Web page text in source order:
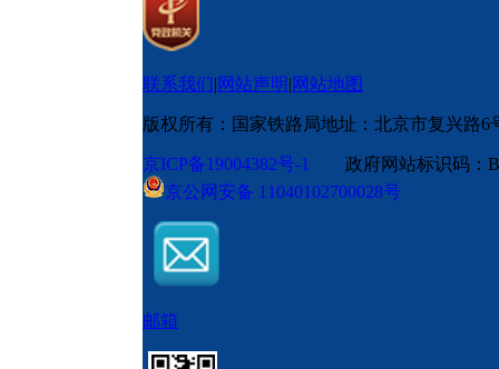
联系我们|网站声明|网站地图
版权所有：国家铁路局地址：北京市复兴路6
京ICP备19004382号-1
政府网站标识码
京公网安备 11040102700028号
邮箱